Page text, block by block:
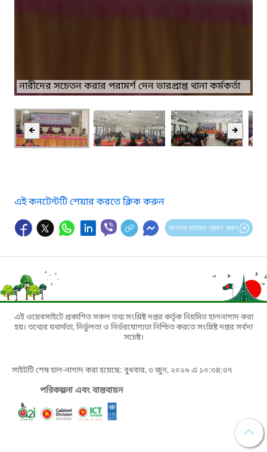
নারীদের সচেতন করার পরামর্শ দেন ভারপ্রাপ্ত থানা কর্মকর্তা
🡸 🡺
এই কনটেন্টটি শেয়ার করতে ক্লিক করুন
আপনার মতামত প্রদান করুন
এই ওয়েবসাইটে প্রকাশিত সকল তথ্য সংশ্লিষ্ট দপ্তর কর্তৃক নিয়মিত হালনাগাদ করা
হয়। তথ্যের যথার্থতা, নির্ভুলতা ও নির্ভরযোগ্যতা নিশ্চিত করতে সংশ্লিষ্ট দপ্তর সর্বদা
সচেষ্ট।
সাইটটি শেষ হাল-নাগাদ করা হয়েছে: বুধবার, ৩ জুন, ২০২৬ এ ১০:৩৪:৩৭
পরিকল্পনা এবং বাস্তবায়ন